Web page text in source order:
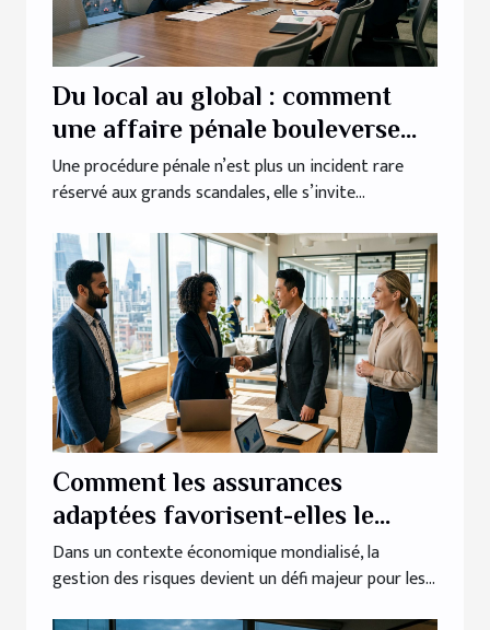
Du local au global : comment
une affaire pénale bouleverse
les stratégies d’entreprise
Une procédure pénale n’est plus un incident rare
réservé aux grands scandales, elle s’invite...
Comment les assurances
adaptées favorisent-elles le
succès des entreprises
internationales ?
Dans un contexte économique mondialisé, la
gestion des risques devient un défi majeur pour les...